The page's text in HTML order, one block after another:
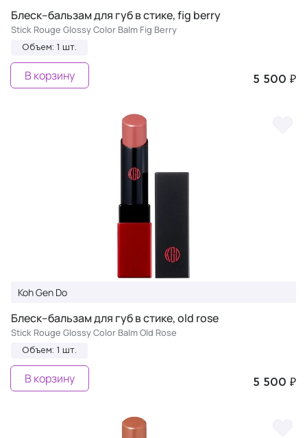
Блеск–бальзам для губ в стике, fig berry
Stick Rouge Glossy Color Balm Fig Berry
Объем: 1 шт.
5 500 ₽
В корзину
Koh Gen Do
Блеск–бальзам для губ в стике, old rose
Stick Rouge Glossy Color Balm Old Rose
Объем: 1 шт.
5 500 ₽
В корзину